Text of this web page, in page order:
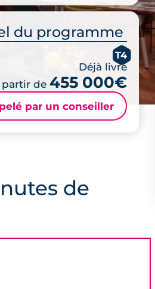
du programme
T4
Déjà livré
partir de 455 000€
par un conseiller
de